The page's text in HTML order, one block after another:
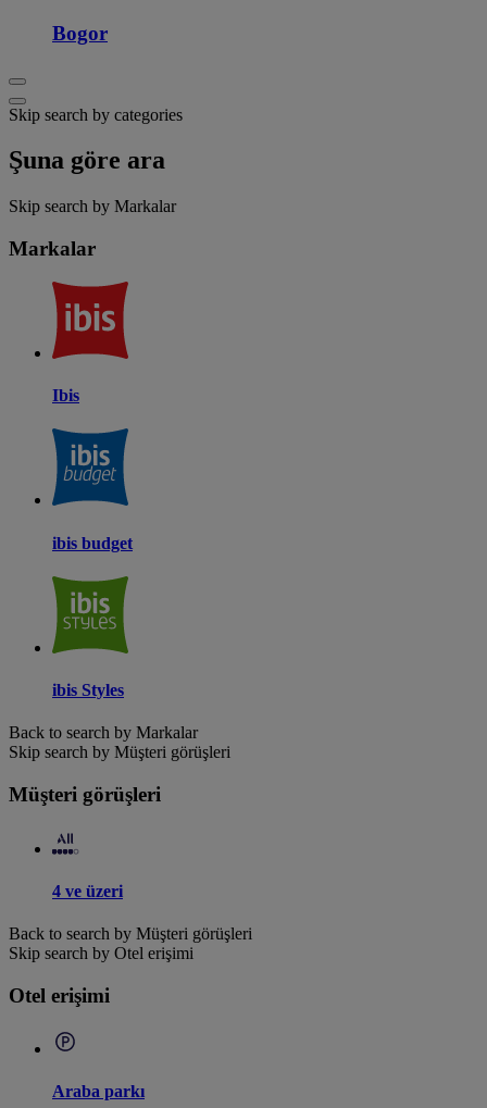
Bogor
Skip search by categories
Şuna göre ara
Skip search by Markalar
Markalar
Ibis
ibis budget
ibis Styles
Back to search by Markalar
Skip search by Müşteri görüşleri
Müşteri görüşleri
4 ve üzeri
Back to search by Müşteri görüşleri
Skip search by Otel erişimi
Otel erişimi
Araba parkı